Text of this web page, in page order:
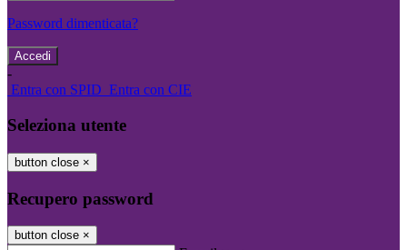
Password dimenticata?
-
Entra con SPID Entra con CIE
Seleziona utente
button close ×
Recupero password
button close ×